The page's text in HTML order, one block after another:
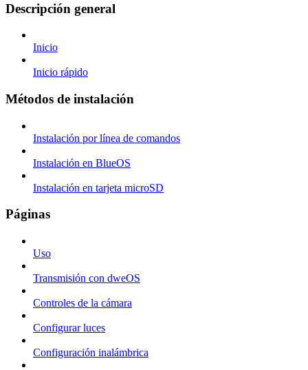
Descripción general
Inicio
Inicio rápido
Métodos de instalación
Instalación por línea de comandos
Instalación en BlueOS
Instalación en tarjeta microSD
Páginas
Uso
Transmisión con dweOS
Controles de la cámara
Configurar luces
Configuración inalámbrica